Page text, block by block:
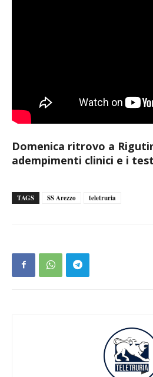
Domenica ritrovo a
adempimenti clinici e i
TAGS SS Arezzo teletruria